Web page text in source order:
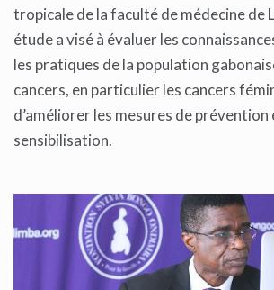
tropicale de la faculté de médecine de
étude a visé à évaluer les
les pratiques de la population
cancers, en particulier les cancers
d’améliorer les mesures de prévention
sensibilisation.